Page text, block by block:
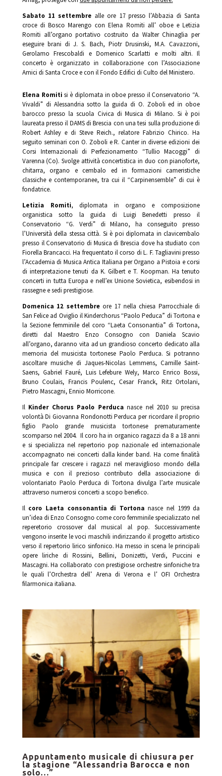
Sabato 11 settembre alle ore 17 presso l’Abbazia di Santa
croce di Bosco Marengo con Elena Romiti all’ oboe e Letizia
Romiti all’organo portativo costruito da Walter Chinaglia per
eseguire brani di J. S. Bach, Piotr Drusinski, M.A. Cavazzoni,
Gerolamo Frescobaldi e Domenico Scarlatti e molti altri. Il
concerto è organizzato in collaborazione con l’Associazione
Amici di Santa Croce e con il Fondo Edifici di Culto del Ministero.
Elena Romiti si è diplomata in oboe presso il Conservatorio “A.
Vivaldi” di Alessandria sotto la guida di O. Zoboli ed in oboe
barocco presso la scuola Civica di Musica di Milano. Si è poi
laureata presso il DAMS di Brescia con una tesi sulla produzione di
Robert Ashley e di Steve Reich., relatore Fabrizio Chirico. Ha
seguito seminari con O. Zoboli e R. Canter in diverse edizioni dei
Corsi Internazionali di Perfezionamento “Tullio Macoggi” di
Varenna (Co). Svolge attività concertistica in duo con pianoforte,
chitarra, organo e cembalo ed in formazioni cameristiche
classiche e contemporanee, tra cui il “Carpinensemble” di cui è
fondatrice.
Letizia Romiti, diplomata in organo e composizione
organistica sotto la guida di Luigi Benedetti presso il
Conservatorio “G. Verdi” di Milano, ha conseguito presso
l’Università della stessa città. Si è poi diplomata in clavicembalo
presso il Conservatorio di Musica di Brescia dove ha studiato con
Fiorella Brancacci. Ha frequentato il corso di L. F. Tagliavini presso
l’Accademia di Musica Antica Italiana per Organo a Pistoia e corsi
di interpretazione tenuti da K. Gilbert e T. Koopman. Ha tenuto
concerti in tutta Europa e nell’ex Unione Sovietica, esibendosi in
rassegne e sedi prestigiose.
Domenica 12 settembre ore 17 nella chiesa Parrocchiale di
San Felice ad Oviglio il Kinderchorus “Paolo Peduca” di Tortona e
la Sezione femminile del coro “Laeta Consonantia” di Tortona,
diretti dal Maestro Enzo Consogno con Daniela Scavio
all’organo, daranno vita ad un grandioso concerto dedicato alla
memoria del musicista tortonese Paolo Perduca. Si potranno
ascoltare musiche di Jaques-Nicolas Lemmens, Camille Saint-
Saens, Gabriel Fauré, Luis Lefebure Wely, Marco Enrico Bossi,
Bruno Coulais, Francis Poulenc, Cesar Franck, Ritz Ortolani,
Pietro Mascagni, Ennio Morricone.
Il Kinder Chorus Paolo Perduca nasce nel 2010 su precisa
volontà Di Giovanna Rondonotti Perduca per ricordare il proprio
figlio Paolo grande musicista tortonese prematuramente
scomparso nel 2004. Il coro ha in organico ragazzi da 8 a 18 anni
e si specializza nel repertorio pop nazionale ed internazionale
accompagnato nei concerti dalla kinder band. Ha come finalità
principale far crescere i ragazzi nel meraviglioso mondo della
musica e con il prezioso contributo della associazione di
volontariato Paolo Perduca di Tortona divulga l’arte musicale
attraverso numerosi concerti a scopo benefico.
Il coro Laeta consonantia di Tortona nasce nel 1999 da
un’idea di Enzo Consogno come coro femminile specializzato nel
reperetorio crossover dal musical al pop. Successivamente
vengono inserite le voci maschili indirizzando il progetto artistico
verso il repertorio lirico sinfonico. Ha messo in scena le principali
opere liriche di Rossini, Bellini, Donizetti, Verdi, Puccini e
Mascagni. Ha collaborato con prestigiose orchestre sinfoniche tra
le quali l’Orchestra dell’ Arena di Verona e l’ OFI Orchestra
filarmonica italiana.
Appuntamento musicale di chiusura per
la stagione “Alessandria Barocca e non
solo…”